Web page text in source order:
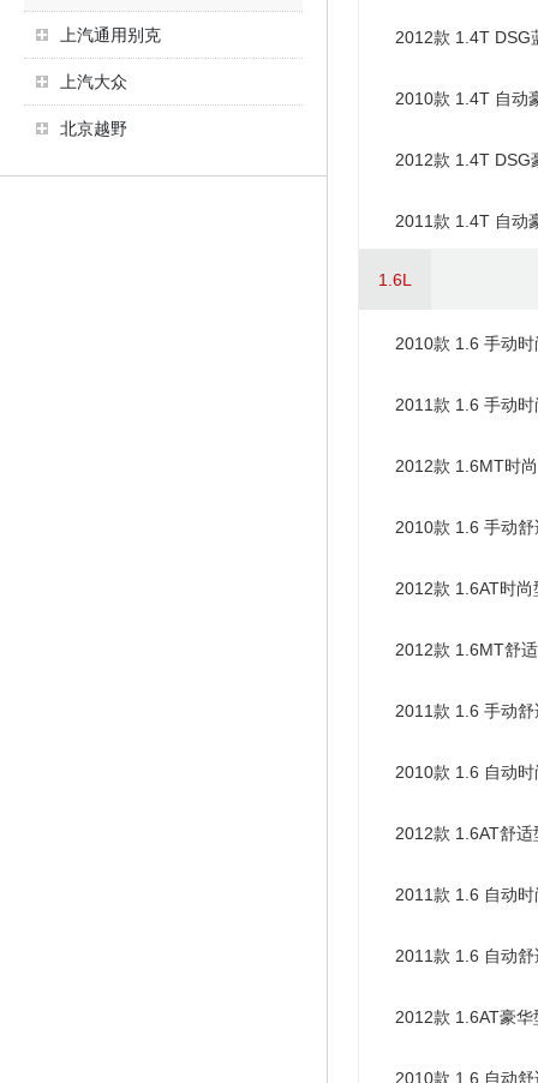
上汽通用别克
上汽大众
北京越野
2012款 1.4T DSG
2010款 1.4T 自动
2012款 1.4T DSG
2011款 1.4T 自动
1.6L
2010款 1.6 手动时
2011款 1.6 手动时
2012款 1.6MT时
2010款 1.6 手动舒
2012款 1.6AT时尚
2012款 1.6MT舒
2011款 1.6 手动舒
2010款 1.6 自动时
2012款 1.6AT舒适
2011款 1.6 自动时
2011款 1.6 自动舒
2012款 1.6AT豪华
2010款 1.6 自动舒